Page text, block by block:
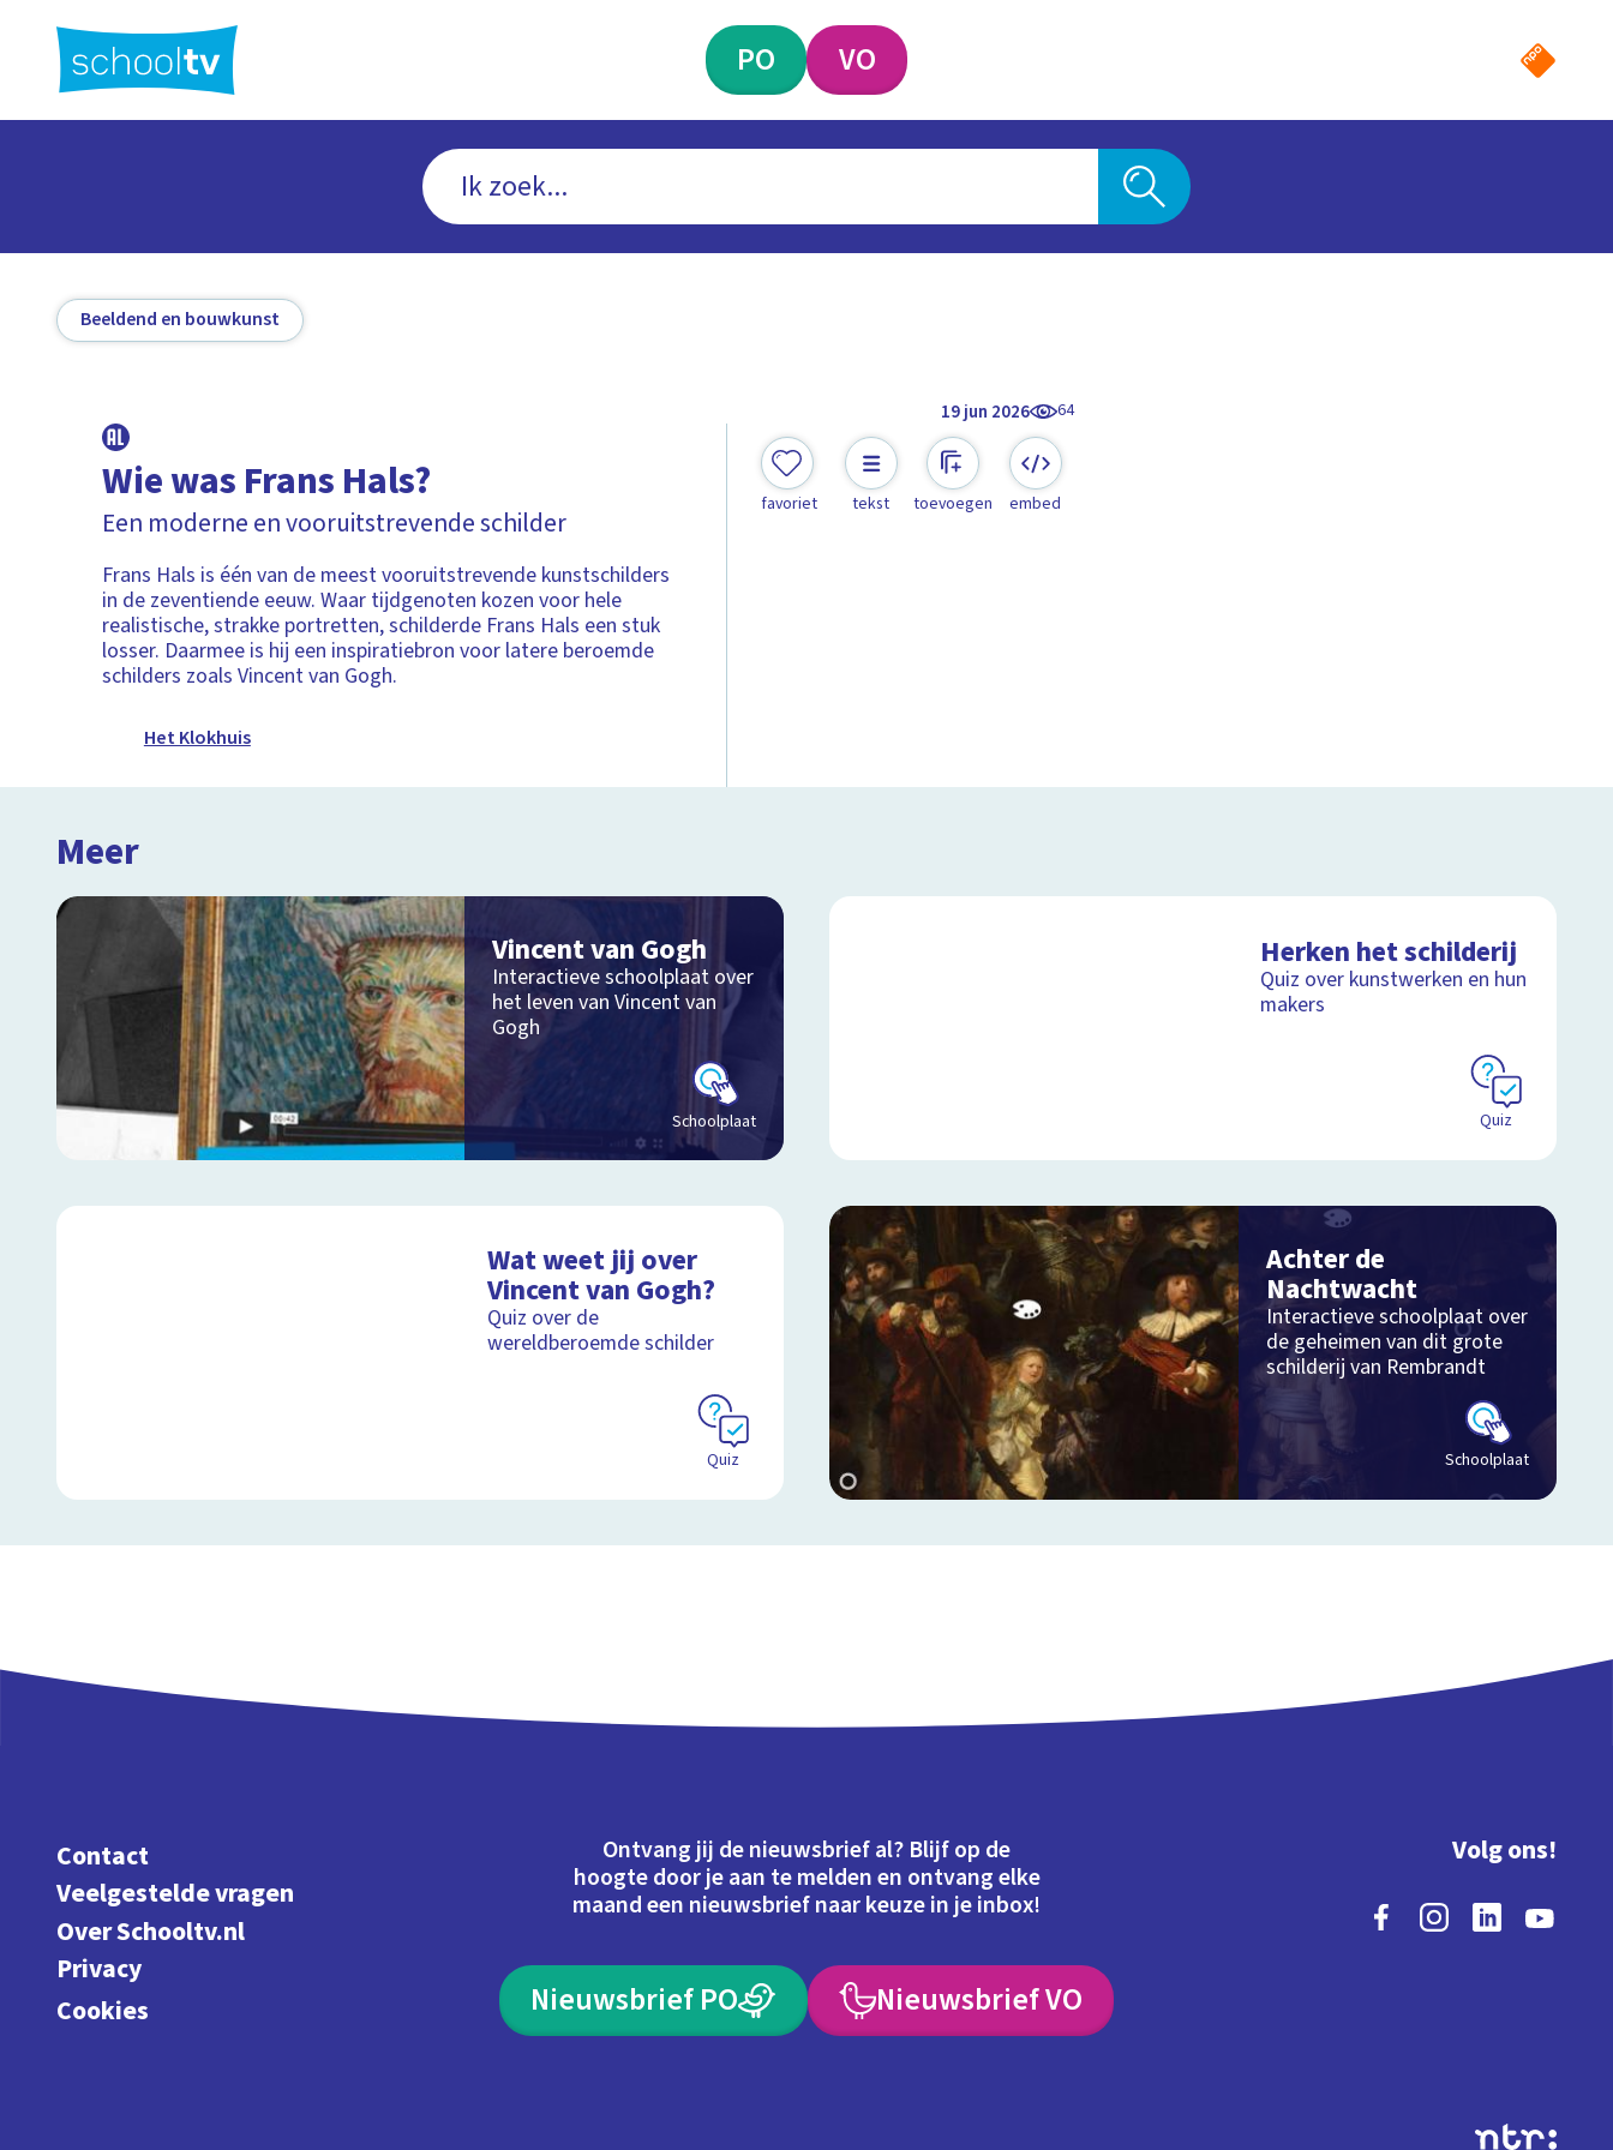
hoofdinhoud
PO VO
Beeldend en bouwkunst
19 jun 2026 64
Wie was Frans Hals?
Een moderne en vooruitstrevende schilder
Frans Hals is één van de meest vooruitstrevende kunstschilders
in de zeventiende eeuw. Waar tijdgenoten kozen voor hele
realistische, strakke portretten, schilderde Frans Hals een stuk
losser. Daarmee is hij een inspiratiebron voor latere beroemde
schilders zoals Vincent van Gogh.
Het Klokhuis
favoriet tekst toevoegen embed
Meer
Vincent van Gogh
Interactieve schoolplaat over
het leven van Vincent van
Gogh
Schoolplaat
Herken het schilderij
Quiz over kunstwerken en hun
makers
Quiz
Wat weet jij over
Vincent van Gogh?
Quiz over de
wereldberoemde schilder
Quiz
Achter de
Nachtwacht
Interactieve schoolplaat over
de geheimen van dit grote
schilderij van Rembrandt
Schoolplaat
Contact
Veelgestelde vragen
Over Schooltv.nl
Privacy
Cookies
Ontvang jij de nieuwsbrief al? Blijf op de
hoogte door je aan te melden en ontvang elke
maand een nieuwsbrief naar keuze in je inbox!
Nieuwsbrief PO Nieuwsbrief VO
Volg ons!